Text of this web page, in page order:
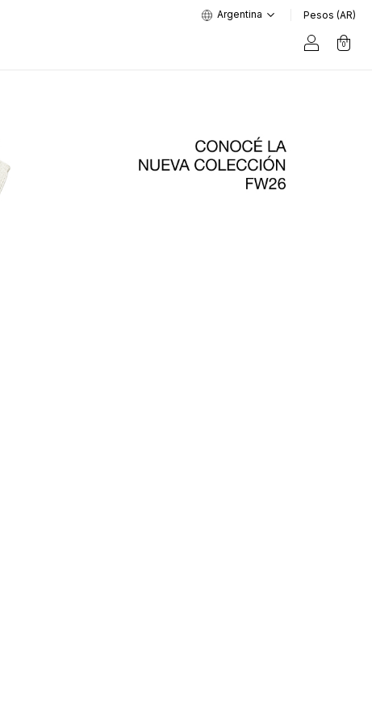
Pesos (AR)
Argentina
0